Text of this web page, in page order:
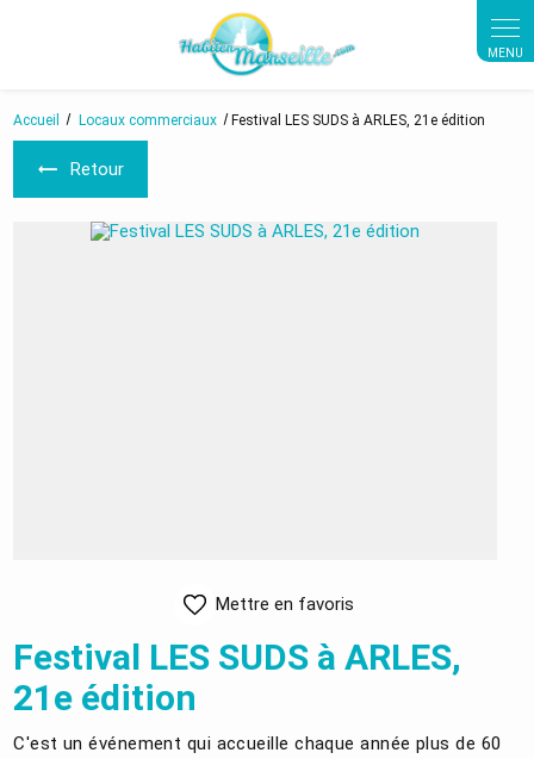
Accueil Locaux commerciaux Festival LES SUDS à ARLES, 21e édition
Retour
Mettre en favoris
Festival LES SUDS à ARLES,
21e édition
C'est un événement qui accueille chaque année plus de 60
Panneau de gestion des cookies